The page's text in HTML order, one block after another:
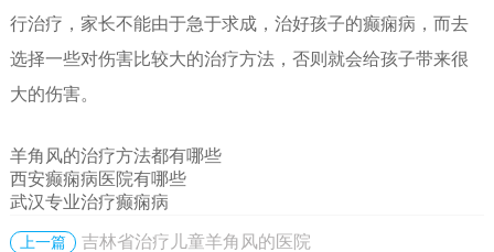
行治疗，家长不能由于急于求成，治好孩子的癫痫病，而去
选择一些对伤害比较大的治疗方法，否则就会给孩子带来很
大的伤害。
羊角风的治疗方法都有哪些
西安癫痫病医院有哪些
武汉专业治疗癫痫病
上一篇 吉林省治疗儿童羊角风的医院